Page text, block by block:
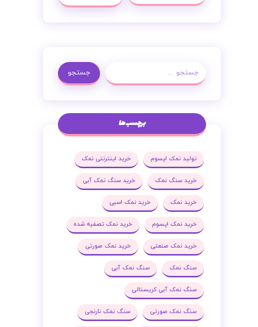
جستجو
برچسب ها
تولید نمک اپسوم خرید اینترنتی نمک
خرید سنگ نمک خرید سنگ نمک آبی
خرید نمک خرید نمک اسبی
خرید نمک اپسوم خرید نمک تصفیه شده
خرید نمک صنعتی خرید نمک صورتی
سنگ نمک سنگ نمک آبی
سنگ نمک آبی کریستالی
سنگ نمک صورتی سنگ نمک نارنجی